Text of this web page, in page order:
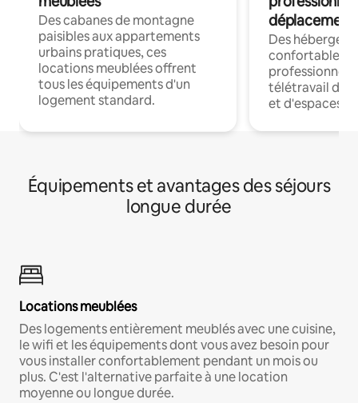
Des cabanes de montagne
paisibles aux appartements
urbains pratiques, ces
locations meublées offrent
tous les équipements d'un
logement standard.
déplacement
Des
confortables
professionnels
télétravail
et d'espaces
Équipements et avantages des séjours
longue durée
Locations meublées
Des logements entièrement meublés avec une cuisine,
le wifi et les équipements dont vous avez besoin pour
vous installer confortablement pendant un mois ou
plus. C'est l'alternative parfaite à une location
moyenne ou longue durée.